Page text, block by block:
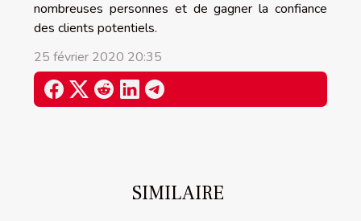
nombreuses personnes et de gagner la confiance
des clients potentiels.
25 février 2020 20:35
SIMILAIRE